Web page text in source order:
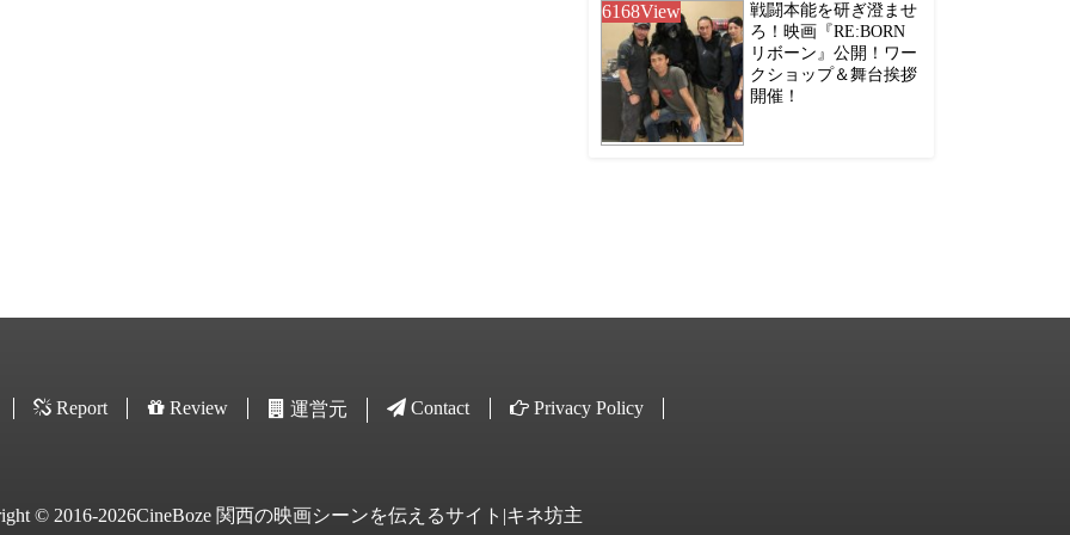
6168View
戦闘本能を研ぎ澄ませ
ろ！映画『RE:BORN
リボーン』公開！ワー
クショップ＆舞台挨拶
開催！
Report Review 運営元 Contact Privacy Policy
© 2016-2026CineBoze 関西の映画シーンを伝えるサイト|キネ坊主